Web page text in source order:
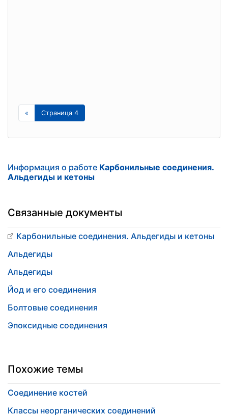
« Страница 4
Информация о работе Карбонильные соединения.
Альдегиды и кетоны
Связанные документы
Карбонильные соединения. Альдегиды и кетоны
Альдегиды
Альдегиды
Йод и его соединения
Болтовые соединения
Эпоксидные соединения
Похожие темы
Соединение костей
Классы неорганических соединений